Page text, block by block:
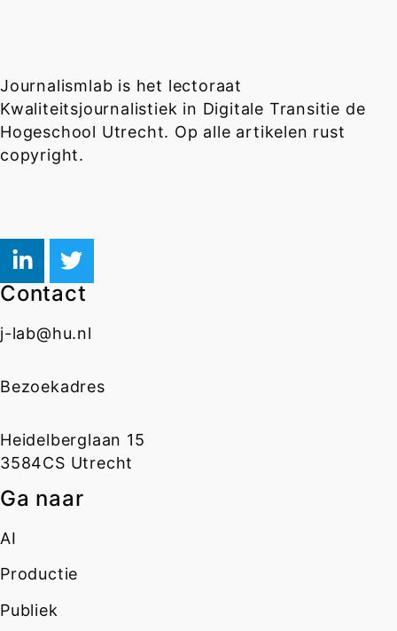
Journalismlab is het lectoraat
Kwaliteitsjournalistiek in Digitale Transitie de
Hogeschool Utrecht. Op alle artikelen rust
copyright.
Contact
j-lab@hu.nl
Bezoekadres
Heidelberglaan 15
3584CS Utrecht
Ga naar
AI
Productie
Publiek